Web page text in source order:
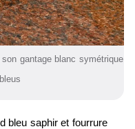
gantage blanc symétrique
bleu saphir et fourrure